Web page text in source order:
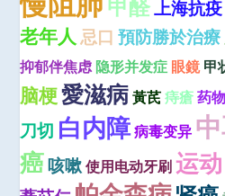
甲醛上海抗疫
老年人 忌口 預防勝於治療
抑郁伴焦虑 隐形并发症 眼鏡 甲
脑梗愛滋病 黃芪 痔瘡 药
刀切 白内障病毒变异
癌咳嗽 使用电动牙刷 运动